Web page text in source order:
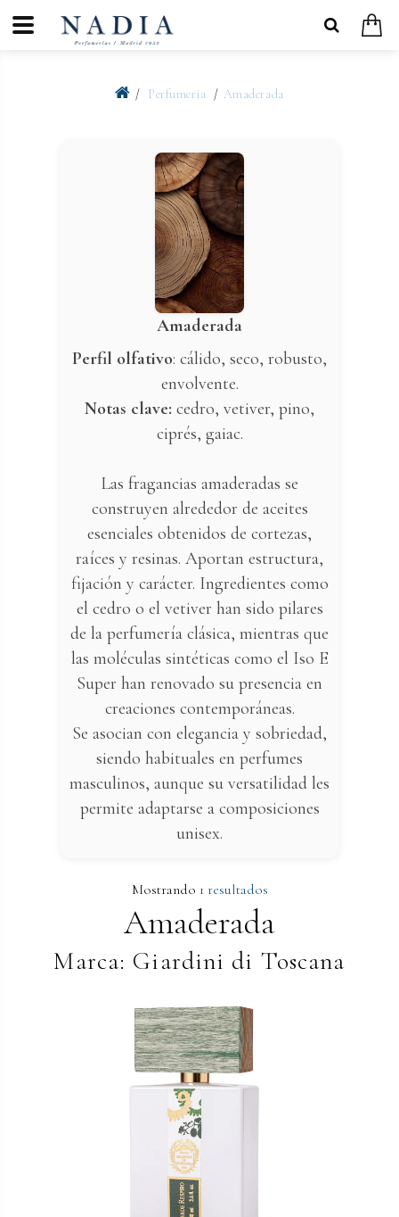
Perfumeria Amaderada
Amaderada
Perfil olfativo: cálido, seco, robusto,
envolvente.
Notas clave: cedro, vetiver, pino,
ciprés, gaiac.
Las fragancias amaderadas se
construyen alrededor de aceites
esenciales obtenidos de cortezas,
raíces y resinas. Aportan estructura,
fijación y carácter. Ingredientes como
el cedro o el vetiver han sido pilares
de la perfumería clásica, mientras que
las moléculas sintéticas como el Iso E
Super han renovado su presencia en
creaciones contemporáneas.
Se asocian con elegancia y sobriedad,
siendo habituales en perfumes
masculinos, aunque su versatilidad les
permite adaptarse a composiciones
unisex.
Mostrando 1 resultados
Amaderada
Marca: Giardini di Toscana